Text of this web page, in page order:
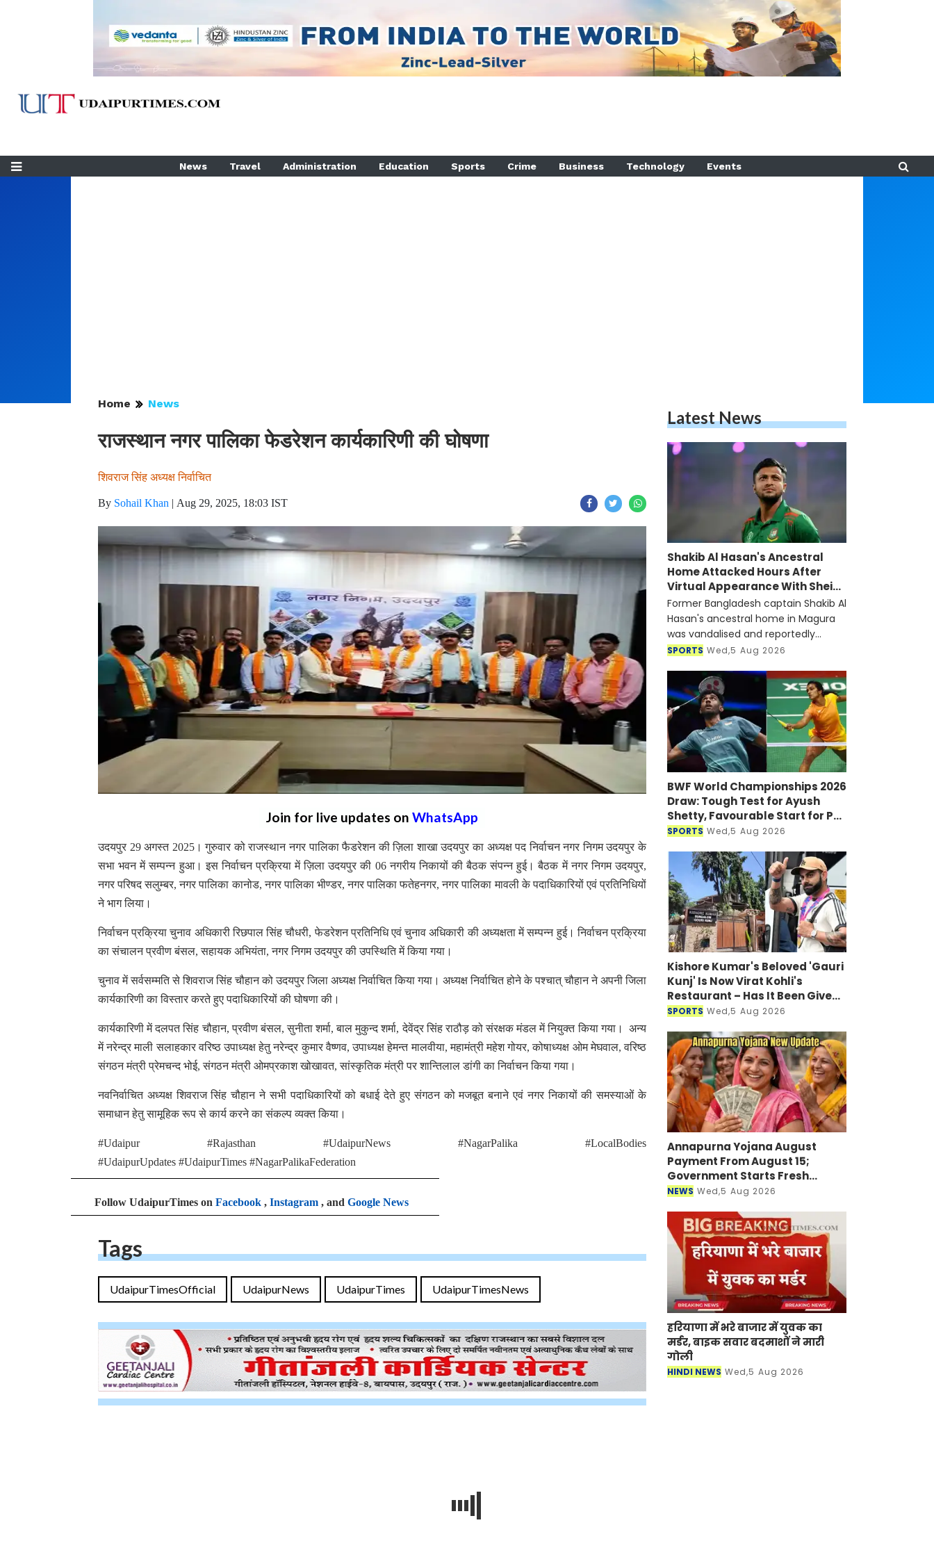
News Travel Administration Education Sports Crime Business Technology Events
Home News
राजस्थान नगर पालिका फेडरेशन कार्यकारिणी की घोषणा
शिवराज सिंह अध्यक्ष निर्वाचित
By Sohail Khan | Aug 29, 2025, 18:03 IST
Join for live updates on WhatsApp
उदयपुर 29 अगस्त 2025। गुरुवार को राजस्थान नगर पालिका फैडरेशन की ज़िला शाखा उदयपुर का अध्यक्ष पद निर्वाचन नगर निगम उदयपुर के
सभा भवन में सम्पन्न हुआ। इस निर्वाचन प्रक्रिया में ज़िला उदयपुर की 06 नगरीय निकायों की बैठक संपन्न हुई। बैठक में नगर निगम उदयपुर,
नगर परिषद सलुम्बर, नगर पालिका कानोड, नगर पालिका भीण्डर, नगर पालिका फतेहनगर, नगर पालिका मावली के पदाधिकारियों एवं प्रतिनिधियों
ने भाग लिया।
निर्वाचन प्रक्रिया चुनाव अधिकारी रिछपाल सिंह चौधरी, फेडरेशन प्रतिनिधि एवं चुनाव अधिकारी की अध्यक्षता में सम्पन्न हुई। निर्वाचन प्रक्रिया
का संचालन प्रवीण बंसल, सहायक अभियंता, नगर निगम उदयपुर की उपस्थिति में किया गया।
चुनाव में सर्वसम्मति से शिवराज सिंह चौहान को उदयपुर जिला अध्यक्ष निर्वाचित किया गया। अध्यक्ष निर्वाचित होने के पश्चात् चौहान ने अपनी जिला
कार्यकारिणी का विस्तार करते हुए पदाधिकारियों की घोषणा की।
कार्यकारिणी में दलपत सिंह चौहान, प्रवीण बंसल, सुनीता शर्मा, बाल मुकुन्द शर्मा, देवेंद्र सिंह राठौड़ को संरक्षक मंडल में नियुक्त किया गया। अन्य
में नरेन्द्र माली सलाहकार वरिष्ठ उपाध्यक्ष हेतु नरेन्द्र कुमार वैष्णव, उपाध्यक्ष हेमन्त मालवीया, महामंत्री महेश गोयर, कोषाध्यक्ष ओम मेघवाल, वरिष्ठ
संगठन मंत्री प्रेमचन्द भोई, संगठन मंत्री ओमप्रकाश खोखावत, सांस्कृतिक मंत्री पर शान्तिलाल डांगी का निर्वाचन किया गया।
नवनिर्वाचित अध्यक्ष शिवराज सिंह चौहान ने सभी पदाधिकारियों को बधाई देते हुए संगठन को मजबूत बनाने एवं नगर निकायों की समस्याओं के
समाधान हेतु सामूहिक रूप से कार्य करने का संकल्प व्यक्त किया।
#Udaipur #Rajasthan #UdaipurNews #NagarPalika #LocalBodies
#UdaipurUpdates #UdaipurTimes #NagarPalikaFederation
Follow UdaipurTimes on Facebook , Instagram , and Google News
Tags
UdaipurTimesOfficial UdaipurNews UdaipurTimes UdaipurTimesNews
Latest News
Shakib Al Hasan's Ancestral
Home Attacked Hours After
Virtual Appearance With Sheikh
Hasina
Former Bangladesh captain Shakib Al
Hasan's ancestral home in Magura
was vandalised and reportedly
targeted with a petrol bomb shortly
conference alongside Sheikh Hasi
SPORTS Wed,5 Aug 2026
BWF World Championships 2026
Draw: Tough Test for Ayush
Shetty, Favourable Start for PV
Sindhu
SPORTS Wed,5 Aug 2026
Kishore Kumar's Beloved 'Gauri
Kunj' Is Now Virat Kohli's
Restaurant – Has It Been Given
a New Look?
SPORTS Wed,5 Aug 2026
Annapurna Yojana August
Payment From August 15;
Government Starts Fresh
Verification Drive
NEWS Wed,5 Aug 2026
हरियाणा में भरे बाजार में युवक का
मर्डर, बाइक सवार बदमाशों ने मारी
गोली
HINDI NEWS Wed,5 Aug 2026